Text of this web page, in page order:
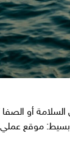
أو الصفا
بسيط: موقع